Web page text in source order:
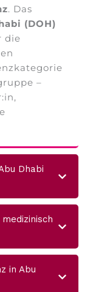
. Das
(DOH)
die
–
Dhabi
in Abu